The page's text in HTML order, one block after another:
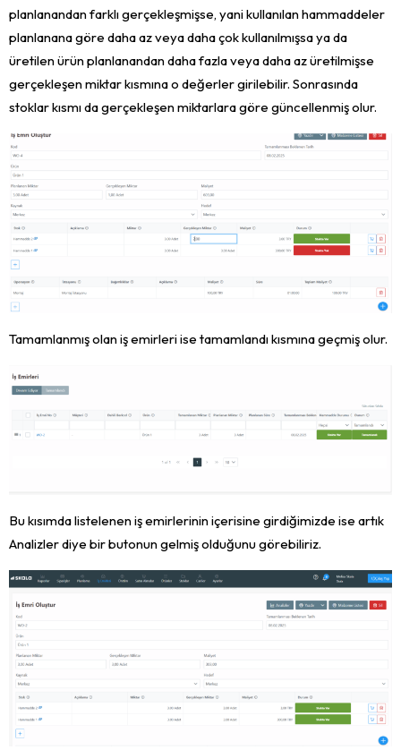
planlanandan farklı gerçekleşmişse, yani kullanılan hammaddeler
planlanana göre daha az veya daha çok kullanılmışsa ya da
üretilen ürün planlanandan daha fazla veya daha az üretilmişse
gerçekleşen miktar kısmına o değerler girilebilir. Sonrasında
stoklar kısmı da gerçekleşen miktarlara göre güncellenmiş olur.
Tamamlanmış olan iş emirleri ise tamamlandı kısmına geçmiş olur.
Bu kısımda listelenen iş emirlerinin içerisine girdiğimizde ise artık
Analizler diye bir butonun gelmiş olduğunu görebiliriz.